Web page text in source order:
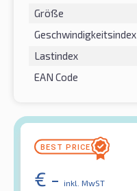
Größe
Geschwindigkeitsindex
Lastindex
EAN Code
€ - inkl. MwST